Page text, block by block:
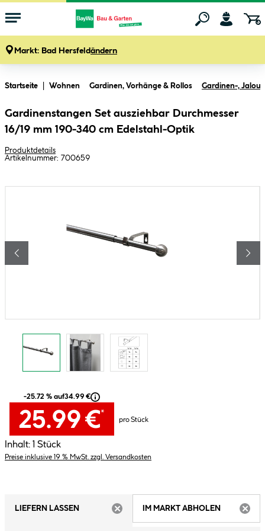
Markt: Bad Hersfeldändern
Startseite Wohnen Gardinen, Vorhänge & Rollos Gardinen-,
Gardinenstangen Set ausziehbar Durchmesser
16/19 mm 190-340 cm Edelstahl-Optik
Produktdetails
Artikelnummer: 700659
-25.72 % auf34.99 €
25.99 €*
pro Stück
Inhalt: 1 Stück
Preise inklusive 19 % MwSt. zzgl. Versandkosten
LIEFERN LASSEN
IM MARKT ABHOLEN